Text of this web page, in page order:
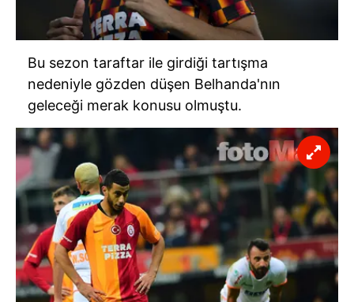
Bu sezon taraftar ile girdiği tartışma
nedeniyle gözden düşen Belhanda'nın
geleceği merak konusu olmuştu.